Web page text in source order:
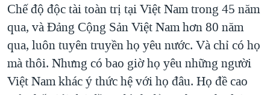
Chế độ độc tài toàn trị tại Việt Nam trong 45 năm
qua, và Đảng Cộng Sản Việt Nam hơn 80 năm
qua, luôn tuyên truyền họ yêu nước. Và chỉ có họ
mà thôi. Nhưng có bao giờ họ yêu những người
Việt Nam khác ý thức hệ với họ đâu. Họ đề cao